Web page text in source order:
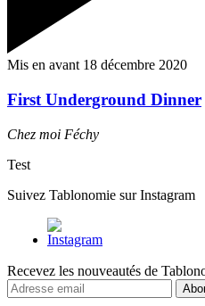
Mis en avant 18 décembre 2020
First Underground Dinner
Chez moi Féchy
Test
Suivez Tablonomie sur Instagram
Recevez les nouveautés de